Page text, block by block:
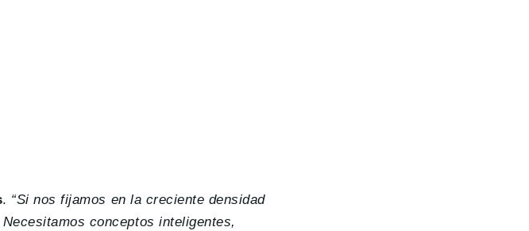
. “Si nos fijamos en la creciente densidad
conceptos inteligentes,